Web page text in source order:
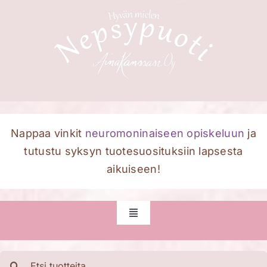
Nappaa vinkit neuromoninaiseen opiskeluun ja
tutustu syksyn tuotesuosituksiin lapsesta
aikuiseen!
Toggle
Etusivu